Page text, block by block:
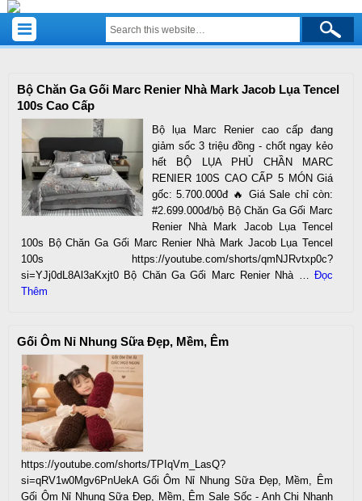
Bộ Chăn Ga Gối Marc Renier Nhà Mark Jacob Lụa Tencel
100s Cao Cấp
Bộ lụa Marc Renier cao cấp đang
giảm sốc 3 triệu đồng - chốt ngay kẻo
hết BỘ LỤA PHỦ CHẦN MARC
RENIER 100S CAO CẤP 5 MÓN Giá
gốc: 5.700.000đ 🔥 Giá Sale chỉ còn:
#2.699.000đ/bộ Bộ Chăn Ga Gối Marc
Renier Nhà Mark Jacob Lụa Tencel
100s Bộ Chăn Ga Gối Marc Renier Nhà Mark Jacob Lụa Tencel
100s https://youtube.com/shorts/qmNJRvtxp0c?
si=YJj0dL8Al3aKxjt0 Bộ Chăn Ga Gối Marc Renier Nhà …Đọc
Thêm
Gối Ôm Nỉ Nhung Sữa Đẹp, Mềm, Êm
https://youtube.com/shorts/TPIqVm_LasQ?
si=qRV1w0Mgv6PnUekA Gối Ôm Nỉ Nhung Sữa Đẹp, Mềm, Êm
Gối Ôm Nỉ Nhung Sữa Đẹp, Mềm, Êm Sale Sốc - Anh Chị Nhanh